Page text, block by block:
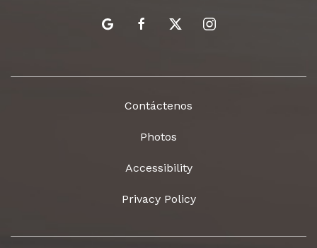
google facebooktwitter instagram
Contáctenos
Photos
Accessibility
Privacy Policy